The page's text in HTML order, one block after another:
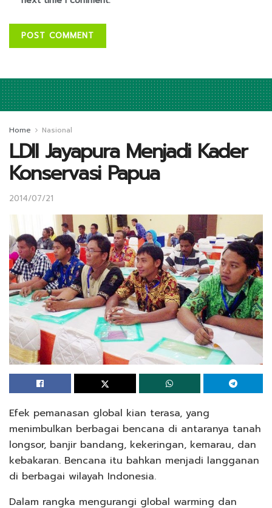
Home Nasional
LDII Jayapura Menjadi Kader
Konservasi Papua
2014/07/21
Efek pemanasan global kian terasa, yang
menimbulkan berbagai bencana di antaranya tanah
longsor, banjir bandang, kekeringan, kemarau, dan
kebakaran. Bencana itu bahkan menjadi langganan
di berbagai wilayah Indonesia.
Dalam rangka mengurangi global warming dan